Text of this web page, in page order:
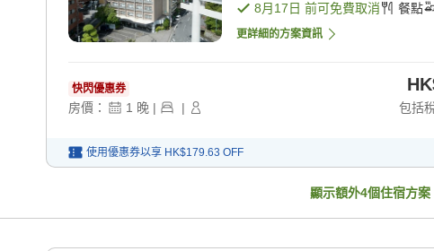
8月17日 前可免費取消 餐點
更詳細的方案資訊
快閃優惠券
房價： 1 晚 | | 包括
使用優惠券以享 HK$179.63 OFF
顯示額外4個住宿方案